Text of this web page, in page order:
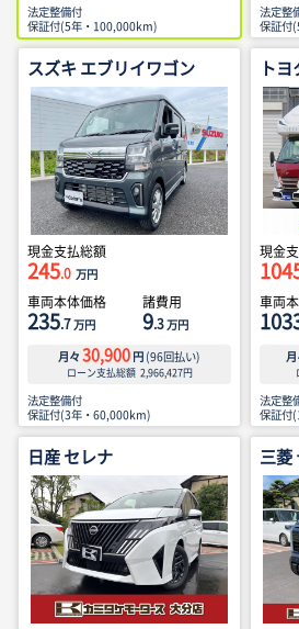
法定整備付
保証付(5年・100,000km)
法定整
保証付
スズキ エブリイワゴン
現金支払総額
245.0 万円
車両本体価格
235.7万円
諸費用
9.3万円
月々 30,900 円 (96回払い)
ローン支払総額 2,966,427円
法定整備付
保証付(3年・60,000km)
ト
現金
車両
月
法定整
保証付
日産 セレナ 三